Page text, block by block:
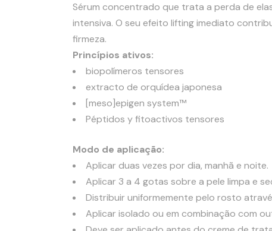
Sérum concentrado que trata a perda de
intensiva. O seu efeito lifting imediato
firmeza.
Princípios ativos:
biopolímeros tensores
extracto de orquídea japonesa
[meso]epigen system™
Péptidos y fitoactivos tensores
Modo de aplicação:
Aplicar duas vezes por dia, manhã e noite.
Aplicar 3 a 4 gotas sobre a pele limpa e
Distribuir uniformemente pelo rosto
Aplicar isolado ou em combinação com